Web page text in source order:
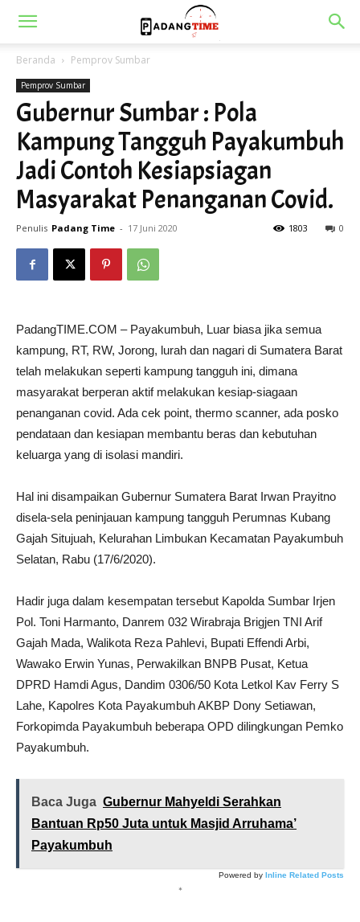
Beranda Pemprov Sumbar
Pemprov Sumbar
Gubernur Sumbar : Pola
Kampung Tangguh Payakumbuh
Jadi Contoh Kesiapsiagan
Masyarakat Penanganan Covid.
Penulis Padang Time - 17 Juni 2020 0
1803
PadangTIME.COM – Payakumbuh, Luar biasa jika semua
kampung, RT, RW, Jorong, lurah dan nagari di Sumatera Barat
telah melakukan seperti kampung tangguh ini, dimana
masyarakat berperan aktif melakukan kesiap-siagaan
penanganan covid. Ada cek point, thermo scanner, ada posko
pendataan dan kesiapan membantu beras dan kebutuhan
keluarga yang di isolasi mandiri.
Hal ini disampaikan Gubernur Sumatera Barat Irwan Prayitno
disela-sela peninjauan kampung tangguh Perumnas Kubang
Gajah Situjuah, Kelurahan Limbukan Kecamatan Payakumbuh
Selatan, Rabu (17/6/2020).
Hadir juga dalam kesempatan tersebut Kapolda Sumbar Irjen
Pol. Toni Harmanto, Danrem 032 Wirabraja Brigjen TNI Arif
Gajah Mada, Walikota Reza Pahlevi, Bupati Effendi Arbi,
Wawako Erwin Yunas, Perwakilkan BNPB Pusat, Ketua
DPRD Hamdi Agus, Dandim 0306/50 Kota Letkol Kav Ferry S
Lahe, Kapolres Kota Payakumbuh AKBP Dony Setiawan,
Forkopimda Payakumbuh beberapa OPD dilingkungan Pemko
Payakumbuh.
Baca Juga Gubernur Mahyeldi Serahkan
Bantuan Rp50 Juta untuk Masjid Arruhama’
Payakumbuh
Powered by Inline Related Posts
*